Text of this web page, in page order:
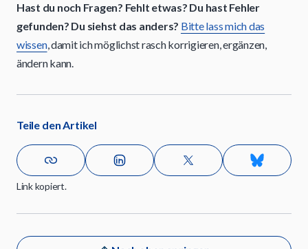
Hast du noch Fragen? Fehlt etwas? Du hast Fehler
gefunden? Du siehst das anders? Bitte lass mich das
wissen, damit ich möglichst rasch korrigieren, ergänzen,
ändern kann.
Teile den Artikel
Link kopiert.